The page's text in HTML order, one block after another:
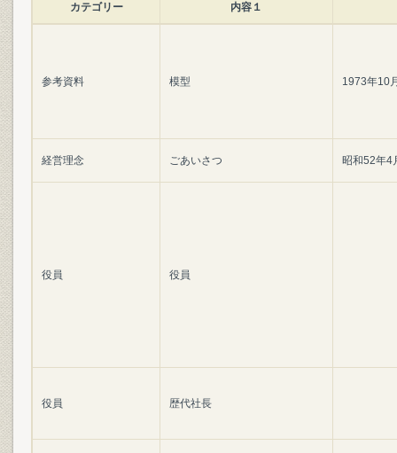
カテゴリー 内容１
参考資料 模型 1973年10
経営理念 ごあいさつ 昭和52年4
役員 役員
役員 歴代社長